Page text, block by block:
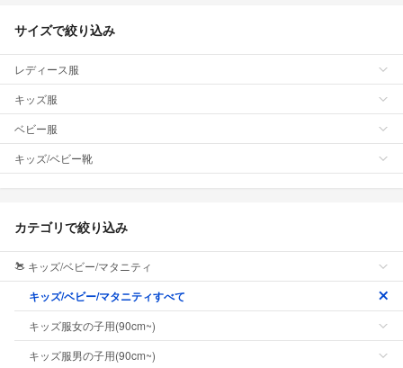
サイズで絞り込み
レディース服
キッズ服
ベビー服
キッズ/ベビー靴
カテゴリで絞り込み
キッズ/ベビー/マタニティ
キッズ/ベビー/マタニティすべて
キッズ服女の子用(90cm~)
キッズ服男の子用(90cm~)